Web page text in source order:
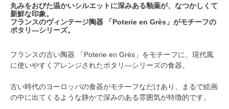
丸みをおびた温かいシルエットに深みある釉薬が、なつかしくて
新鮮な印象。
フランスのヴィンテージ陶器 「Poterie en Grès」がモチーフの
ポタリ―シリーズ。
フランスの古い陶器 「Poterie en Grès」をモチーフに、現代風
に使いやすくアレンジされたポタリ―シリーズの食器。
古い時代のヨーロッパの食器がモチーフなだけあり、まるで絵画
の中に出てくるような静かで深みのある雰囲気が特徴的です。